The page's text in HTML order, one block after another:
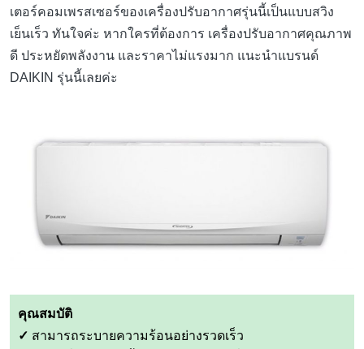
เตอร์คอมเพรสเซอร์ของเครื่องปรับอากาศรุ่นนี้เป็นแบบสวิง
เย็นเร็ว ทันใจค่ะ หากใครที่ต้องการ เครื่องปรับอากาศคุณภาพ
ดี ประหยัดพลังงาน และราคาไม่แรงมาก แนะนำแบรนด์
DAIKIN รุ่นนี้เลยค่ะ
คุณสมบัติ
✓ สามารถระบายความร้อนอย่างรวดเร็ว